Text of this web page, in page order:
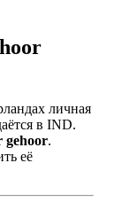
личная
в IND.
gehoor.
её